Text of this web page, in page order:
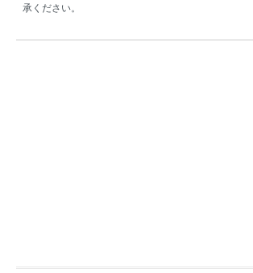
承ください。